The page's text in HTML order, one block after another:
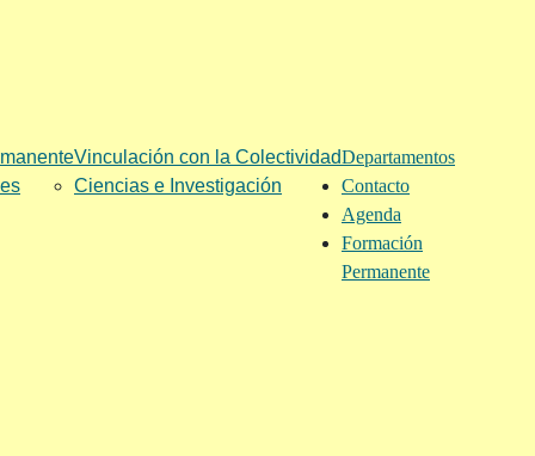
Departamentos
Vinculación con la Colectividad
Ciencias e Investigación
Contacto
Agenda
Formación
Permanente